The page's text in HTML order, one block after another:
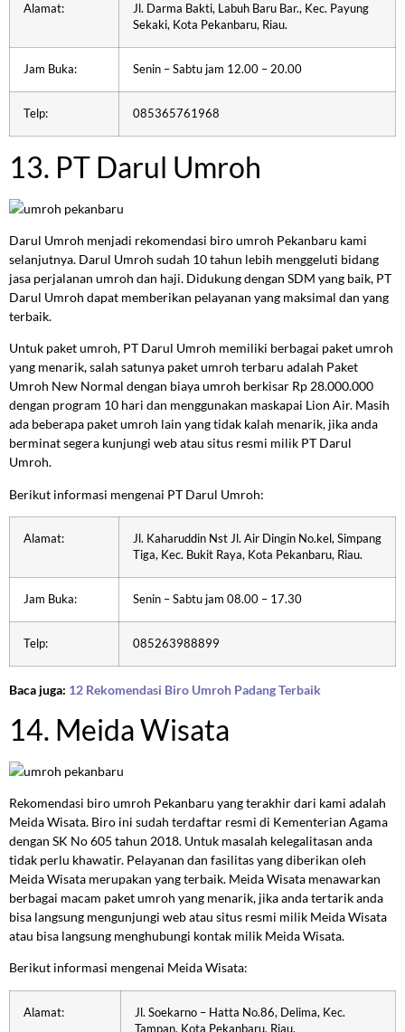
Alamat:
Jl. Darma Bakti, Labuh Baru Bar., Kec. Payung
Sekaki, Kota Pekanbaru, Riau.
Jam Buka: Senin – Sabtu jam 12.00 – 20.00
Telp: 085365761968
13. PT Darul Umroh
Darul Umroh menjadi rekomendasi biro umroh Pekanbaru kami
selanjutnya. Darul Umroh sudah 10 tahun lebih menggeluti bidang
jasa perjalanan umroh dan haji. Didukung dengan SDM yang baik, PT
Darul Umroh dapat memberikan pelayanan yang maksimal dan yang
terbaik.
Untuk paket umroh, PT Darul Umroh memiliki berbagai paket umroh
yang menarik, salah satunya paket umroh terbaru adalah Paket
Umroh New Normal dengan biaya umroh berkisar Rp 28.000.000
dengan program 10 hari dan menggunakan maskapai Lion Air. Masih
ada beberapa paket umroh lain yang tidak kalah menarik, jika anda
berminat segera kunjungi web atau situs resmi milik PT Darul
Umroh.
Berikut informasi mengenai PT Darul Umroh:
Alamat:
Jl. Kaharuddin Nst Jl. Air Dingin No.kel, Simpang
Tiga, Kec. Bukit Raya, Kota Pekanbaru, Riau.
Jam Buka: Senin – Sabtu jam 08.00 – 17.30
Telp: 085263988899
Baca juga: 12 Rekomendasi Biro Umroh Padang Terbaik
14. Meida Wisata
Rekomendasi biro umroh Pekanbaru yang terakhir dari kami adalah
Meida Wisata. Biro ini sudah terdaftar resmi di Kementerian Agama
dengan SK No 605 tahun 2018. Untuk masalah kelegalitasan anda
tidak perlu khawatir. Pelayanan dan fasilitas yang diberikan oleh
Meida Wisata merupakan yang terbaik. Meida Wisata menawarkan
berbagai macam paket umroh yang menarik, jika anda tertarik anda
bisa langsung mengunjungi web atau situs resmi milik Meida Wisata
atau bisa langsung menghubungi kontak milik Meida Wisata.
Berikut informasi mengenai Meida Wisata:
Alamat:
Jl. Soekarno – Hatta No.86, Delima, Kec.
Tampan, Kota Pekanbaru, Riau.